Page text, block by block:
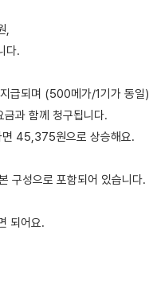
,
다.
급되며 (500메가/1기가 동일)
과 함께 청구됩니다.
면 45,375원으로 상승해요.
구성으로 포함되어 있습니다.
되어요.